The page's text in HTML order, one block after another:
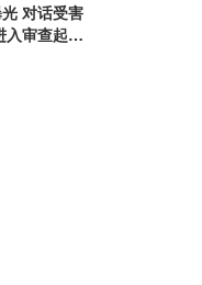
对话受害
入审查起诉